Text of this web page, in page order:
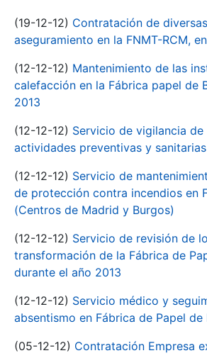
(19-12-12) Contratación de
aseguramiento en la FNMT-RCM,
(12-12-12) Mantenimiento de las
calefacción en la Fábrica papel de
2013
(12-12-12) Servicio de vigilancia de
actividades preventivas y sanitarias
(12-12-12) Servicio de
de protección contra incendios en
(Centros de Madrid y Burgos)
(12-12-12) Servicio de revisión de
transformación de la Fábrica de
durante el año 2013
(12-12-12) Servicio médico y
absentismo en Fábrica de Papel de
(05-12-12) Contratación Empresa